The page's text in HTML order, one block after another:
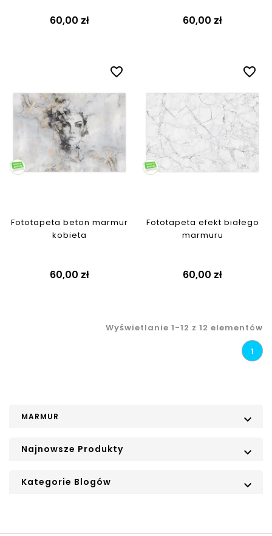
60,00 zł 60,00 zł
favorite_border
Fototapeta beton marmur
kobieta
60,00 zł
favorite_border
Fototapeta efekt białego
marmuru
60,00 zł
Wyświetlanie 1-12 z 12 elementów
1
MARMUR 
Najnowsze Produkty 
Kategorie Blogów 